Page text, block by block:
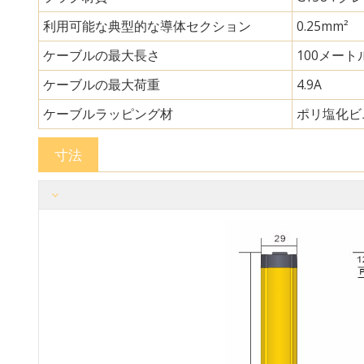
利用可能な典型的な導体セクション
0.25mm²
ケーブルの最大長さ
100メート
ケーブルの最大荷重
4.9A
ケーブルラッピング材
ポリ塩化
寸法